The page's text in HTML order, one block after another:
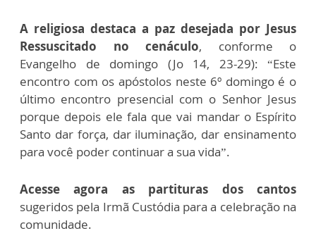
A religiosa destaca a paz desejada por Jesus
Ressuscitado no cenáculo, conforme o
Evangelho de domingo (Jo 14, 23-29): “Este
encontro com os apóstolos neste 6º domingo é o
último encontro presencial com o Senhor Jesus
porque depois ele fala que vai mandar o Espírito
Santo dar força, dar iluminação, dar ensinamento
para você poder continuar a sua vida”.
Acesse agora as partituras dos cantos
sugeridos pela Irmã Custódia para a celebração na
comunidade.